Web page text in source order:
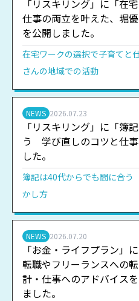
「リスキリング」に「在
仕事の両立を叶えた、堀
を公開しました。
在宅ワークの選択で子育てと
さんの地域での活動
NEWS 2026.07.23
「リスキリング」に「簿
う 学び直しのコツと仕
した。
簿記は40代からでも間に合
かし方
NEWS 2026.07.20
「お金・ライフプラン」
転職やフリーランスへの
計・仕事へのアドバイス
ました。